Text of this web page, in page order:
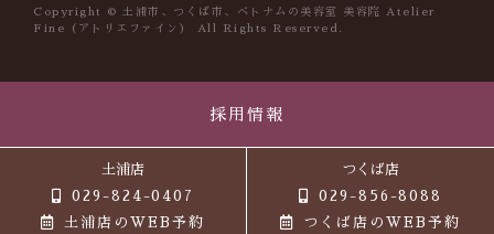
Copyright © 土浦市、つくば市、ベトナムの美容室 美容院 Atelier
Fine（アトリエファイン） All Rights Reserved.
採用情報
土浦店
029-824-0407
土浦店のWEB予約
つくば店
029-856-8088
つくば店のWEB予約